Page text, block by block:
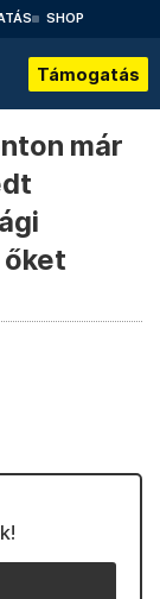
SHOP
Támogatás
már